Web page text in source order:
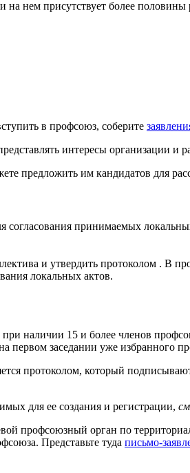
нем присутствует более
в профсоюз, соберите
интересы организации и
предложить им кандидатов для
принимаемых
и утвердить протоколом . В
локальных актов.
при наличии 15 и более членов
заседании уже избранного
протоколом, который
для ее создания и регистрации,
профсоюзный орган по
Представьте туда письмо-